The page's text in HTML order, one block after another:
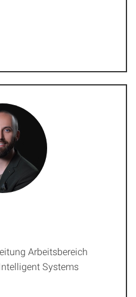
Arbeitsbereich
Systems